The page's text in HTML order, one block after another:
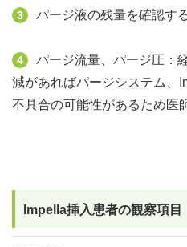
3 パージ液の残量を確認する
4
パージ流量、パージ圧：
減があればパージシステム、
不具合の可能性があるため医
Impella挿入患者の観察項目